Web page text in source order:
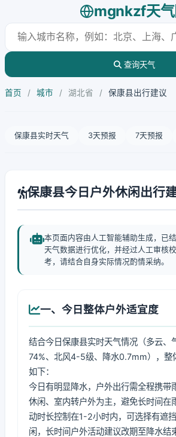
mgnkzf天气
查询天气
首页 / 城市 / 湖北省 / 保康县出行建议
保康县实时天气 3天预报 7天预报
保康县今日户外休闲出行
本页面内容由人工智能辅助生成，已
天气数据进行优化，并经过人工审核
考，请结合自身实际情况酌情采纳。
一、今日整体户外适宜度
结合今日保康县实时天气情况（多云
74%、北风4-5级、降水0.7mm），整
如下：
今日有明显降水，户外出行需全程携带
休闲、室内转户外为主，避免长时间在
动时长控制在1-2小时内，可选择有遮
闲，长时间户外活动建议改期至降水结